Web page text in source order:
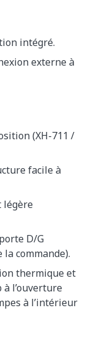
intégré.
externe à
(XH-711 /
facile à
légère
D/G
commande).
thermique et
l’ouverture
à l’intérieur